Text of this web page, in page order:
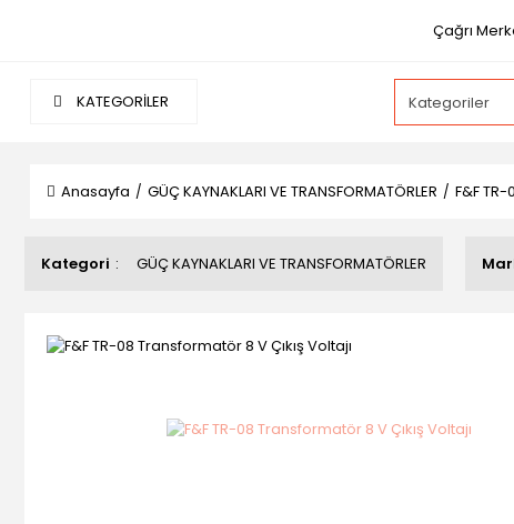
Çağrı
KATEGORİLER
Anasayfa GÜÇ KAYNAKLARI VE TRANSFORMATÖRLER F&F
Kategori GÜÇ KAYNAKLARI VE TRANSFORMATÖRLER